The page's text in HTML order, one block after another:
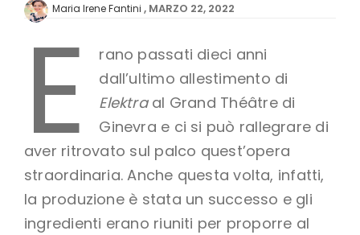
Maria Irene Fantini MARZO 22, 2022
E
rano passati dieci anni
dall’ultimo allestimento di
Elektraal Grand Théâtre di
Ginevra e ci si può rallegrare di
aver ritrovato sul palco quest’opera
straordinaria. Anche questa volta, infatti,
la produzione è stata un successo e gli
ingredienti erano riuniti per proporre al